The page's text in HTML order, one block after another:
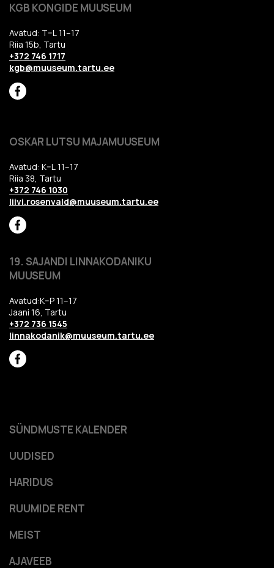
KGB KONGIDE MUUSEUM
Avatud: T–L 11–17
Riia 15b, Tartu
+372 746 1717
kgb@muuseum.tartu.ee
OSKAR LUTSU MAJAMUUSEUM
Avatud: K–L 11–17
Riia 38, Tartu
+372 746 1030
liivi.rosenvald@muuseum.tartu.ee
19. SAJANDI LINNAKODANIKU
MUUSEUM
Avatud:K–P 11–17
Jaani 16, Tartu
+372 736 1545
linnakodanik@muuseum.tartu.ee
HARIDUS
RUUMIDE RENT
MEIST
AJAVEEB
SÜNDMUSTE KALENDER
UUDISED